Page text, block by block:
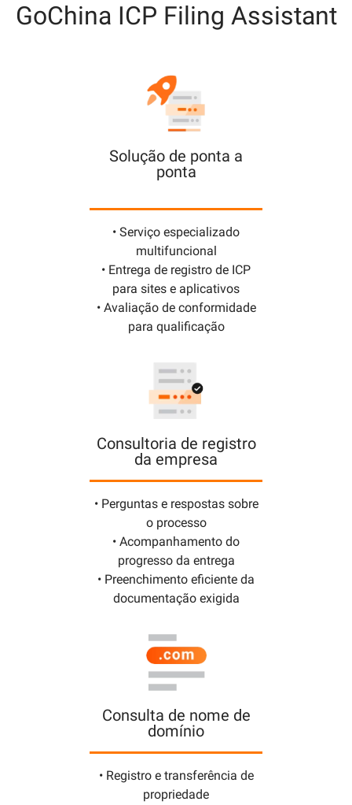
GoChina ICP Filing Assistant
Solução de ponta a
ponta
• Serviço especializado
multifuncional
• Entrega de registro de ICP
para sites e aplicativos
• Avaliação de conformidade
para qualificação
Consultoria de registro
da empresa
• Perguntas e respostas sobre
o processo
• Acompanhamento do
progresso da entrega
• Preenchimento eficiente da
documentação exigida
Consulta de nome de
domínio
• Registro e transferência de
propriedade